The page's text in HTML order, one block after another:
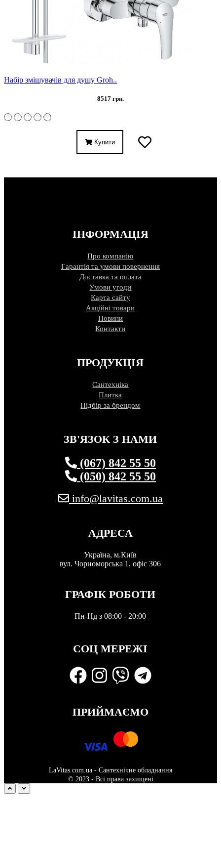
Набір змішувачів для душу Groh..
8517 грн.
Купити
ІНФОРМАЦІЯ
Про компанію
Гарантія та умови повернення
Доставка та оплата
Умови угоди
Карта сайту
Акційні товари
Новини
Контакти
ПРОДУКЦІЯ
Сантехніка
Плитка
Підбір за брендом
ЗВ'ЯЗОК З НАМИ
(067) 842 55 50
(050) 842 55 50
info@lavitas.com.ua
АДРЕСА
Україна, м.Київ
вул. Чорноморська 1, офіс 306
ГРАФІК РОБОТИ
Пн-Нд з 08:00 - 20:00
СОЦ МЕРЕЖІ
ПРИЙМАЄМО
LaVitas.com.ua - Сантехнічне обладнання
© 2023 - Всі права захищені